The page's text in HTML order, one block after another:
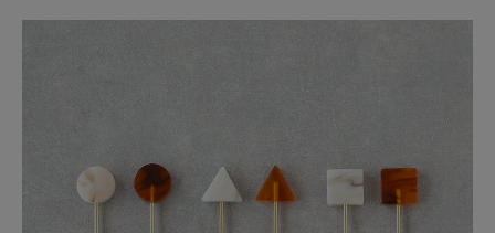
ログイン